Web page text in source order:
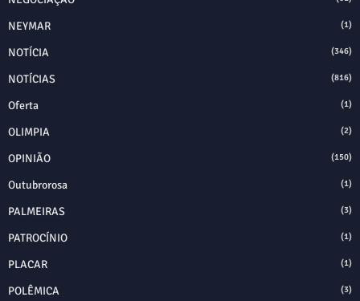
NEYMAR (1)
NOTÍCIA (346)
NOTÍCIAS (816)
Oferta (1)
OLIMPIA (2)
OPINIÃO (150)
Outubrorosa (1)
PALMEIRAS (3)
PATROCÍNIO (1)
PLACAR (1)
POLÊMICA (3)